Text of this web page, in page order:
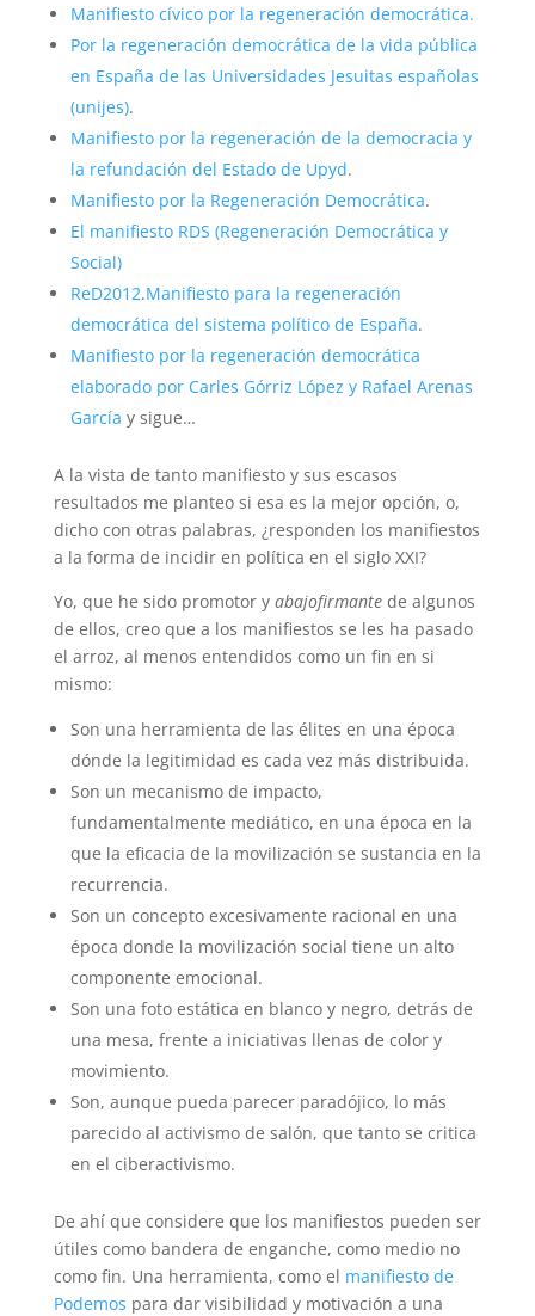
Manifiesto cívico por la regeneración democrática.
Por la regeneración democrática de la vida pública
en España de las Universidades Jesuitas españolas
(unijes).
Manifiesto por la regeneración de la democracia y
la refundación del Estado de Upyd.
Manifiesto por la Regeneración Democrática.
El manifiesto RDS (Regeneración Democrática y
Social)
ReD2012.Manifiesto para la regeneración
democrática del sistema político de España.
Manifiesto por la regeneración democrática
elaborado por Carles Górriz López y Rafael Arenas
García y sigue…
A la vista de tanto manifiesto y sus escasos
resultados me planteo si esa es la mejor opción, o,
dicho con otras palabras, ¿responden los manifiestos
a la forma de incidir en política en el siglo XXI?
Yo, que he sido promotor y abajofirmantede algunos
de ellos, creo que a los manifiestos se les ha pasado
el arroz, al menos entendidos como un fin en si
mismo:
Son una herramienta de las élites en una época
dónde la legitimidad es cada vez más distribuida.
Son un mecanismo de impacto,
fundamentalmente mediático, en una época en la
que la eficacia de la movilización se sustancia en la
recurrencia.
Son un concepto excesivamente racional en una
época donde la movilización social tiene un alto
componente emocional.
Son una foto estática en blanco y negro, detrás de
una mesa, frente a iniciativas llenas de color y
movimiento.
Son, aunque pueda parecer paradójico, lo más
parecido al activismo de salón, que tanto se critica
en el ciberactivismo.
De ahí que considere que los manifiestos pueden ser
útiles como bandera de enganche, como medio no
como fin. Una herramienta, como el manifiesto de
Podemos para dar visibilidad y motivación a una